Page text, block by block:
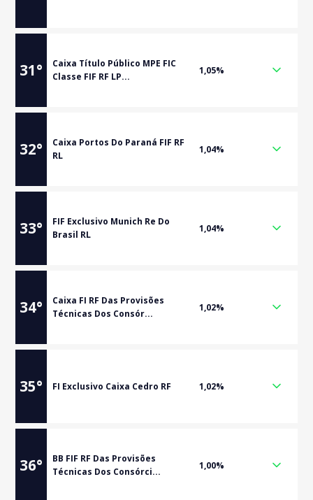
31°
Caixa Título Público MPE FIC
Classe FIF RF LP...
1,05%
32°
Caixa Portos Do Paraná FIF RF
RL
1,04%
33°
FIF Exclusivo Munich Re Do
Brasil RL
1,04%
34°
Caixa FI RF Das Provisões
Técnicas Dos Consór...
1,02%
35° FI Exclusivo Caixa Cedro RF 1,02%
36°
BB FIF RF Das Provisões
Técnicas Dos Consórci...
1,00%